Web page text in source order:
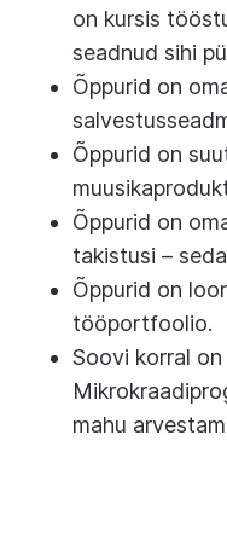
on kursis
seadnud sihi
Õppurid on
Õppurid on
Õppurid on
takistusi –
Õppurid on
tööportfoolio.
Soovi korral
mahu